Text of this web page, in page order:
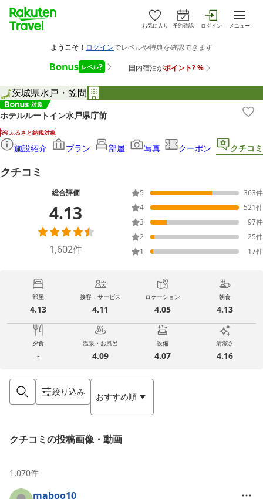
お気に入り 予約確認 ログイン メニュー
茨城県水戸・笠間
ホテルルートイン水戸県庁前
ふるさと納税対象
施設紹介 プラン 部屋 写真 クーポン クチコミ
クチコミ
総合評価
4.13
1,602件
5 363件
4
521件
3
97件
2
25件
1
17件
部屋
4.13
接客・サービス
4.11
ロケーション
4.05
朝食
4.13
夕食
-
温泉・お風呂
4.09
設備
4.07
清潔さ
4.16
絞り込み おすすめ順
クチコミの投稿画像・動画
1,070件
maboo10